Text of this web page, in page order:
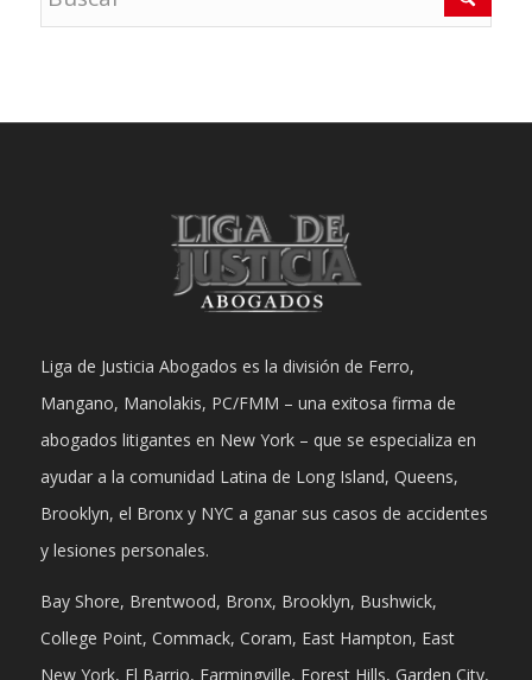
Liga de Justicia Abogados es la división de Ferro,
Mangano, Manolakis, PC/FMM – una exitosa firma de
abogados litigantes en New York – que se especializa en
ayudar a la comunidad Latina de Long Island, Queens,
Brooklyn, el Bronx y NYC a ganar sus casos de accidentes
y lesiones personales.
Bay Shore, Brentwood, Bronx, Brooklyn, Bushwick,
College Point, Commack, Coram, East Hampton, East
New York, El Barrio, Farmingville, Forest Hills, Garden City,